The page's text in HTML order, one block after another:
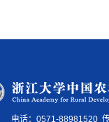
电话：0571-88981520